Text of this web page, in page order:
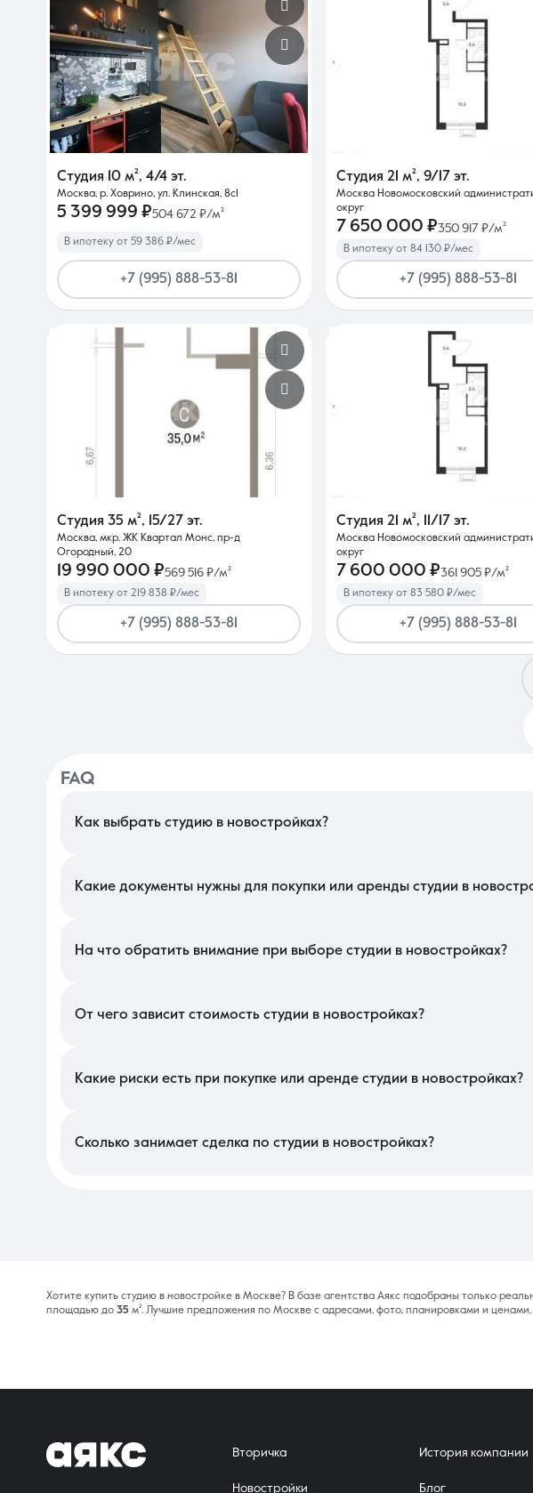
Студия 10 м², 4/4 эт.
Москва, р. Ховрино, ул. Клинская, 8с1
5 399 999 ₽504 672 ₽/м²
В ипотеку от 59 386 ₽/мес
+7 (995) 888-53-81
Студия 21 м², 9/17 эт.
Москва Новомосковский
округ
7 650 000 ₽350 917 ₽/м²
В ипотеку от 84 130 ₽/мес
+7 (995) 888-53-81
Студия 35 м², 15/27 эт.
Москва, мкр. ЖК Квартал Монс, пр-д
Огородный, 20
19 990 000 ₽569 516 ₽/м²
В ипотеку от 219 838 ₽/мес
+7 (995) 888-53-81
Студия 21 м², 11/17 эт.
Москва Новомосковский
округ
7 600 000 ₽361 905 ₽/м²
В ипотеку от 83 580 ₽/мес
+7 (995) 888-53-81
FAQ
Как выбрать студию в новостройках?
Какие документы нужны для покупки или аренды студии в
На что обратить внимание при выборе студии в новостройках?
От чего зависит стоимость студии в новостройках?
Какие риски есть при покупке или аренде студии в новостройках?
Сколько занимает сделка по студии в новостройках?
Хотите купить студию в новостройке в Москве? В базе агентства Аякс подобраны только
площадью до 35 м². Лучшие предложения по Москве с адресами, фото, планировками и ценами.
Вторичка
Новостройки
История компании
Блог